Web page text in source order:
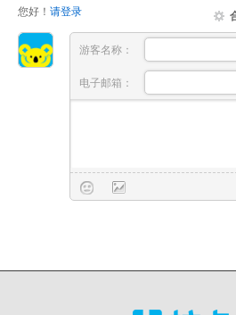
您好！ 请登录
游客名称：
电子邮箱：